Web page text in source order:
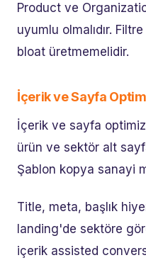
Product ve
uyumlu olmalıdır.
bloat üretmemelidir.
İçerik ve Sayfa
İçerik ve sayfa
ürün ve sektör alt
Şablon kopya sanayi
Title, meta, başlık
landing'de sektöre
içerik assisted